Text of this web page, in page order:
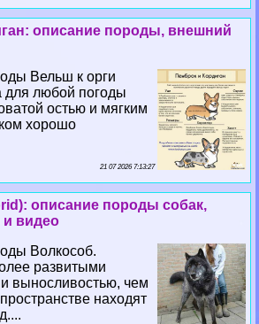
описание породы, внешний
Вельш к opги
для любой погоды
остью и мягким
хорошо
21 07 2026 7:13:27
описание породы собак,
видео
Волкособ.
развитыми
выносливостью, чем
находят